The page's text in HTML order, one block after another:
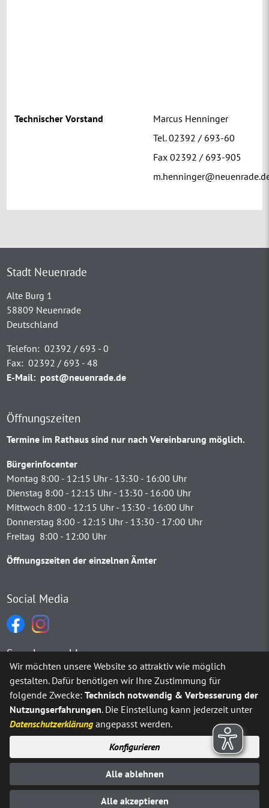
Technischer Vorstand
Marcus Henninger
Tel. 02392 / 693-60
Fax 02392 / 693-905
Stadt Neuenrade
Alte Burg 1
58809 Neuenrade
Deutschland
Telefon: 02392 / 693 - 0
Fax: 02392 / 693 - 48
E-Mail: post@neuenrade.de
Öffnungszeiten
Termine im Rathaus sind nur nach Vereinbarung möglich.
Bürgerinfocenter
Montag 8:00 - 12:15 Uhr - 13:30 - 16:00 Uhr
Dienstag 8:00 - 12:15 Uhr - 13:30 - 16:00 Uhr
Mittwoch 8:00 - 12:15 Uhr - 13:30 - 16:00 Uhr
Donnerstag 8:00 - 12:15 Uhr - 13:30 - 17:00 Uhr
Freitag 8:00 - 12:00 Uhr
Öffnungszeiten der einzelnen Ämter
Social Media
Sprachauswahl
Möchten Sie vonGoogle Translate bereitgestellte externe
Ja Immer
© Stadt Neuenrade 2025
Impressum
Datenschutz
Erklärung zur Barrierefreiheit Kontakt
Wir möchten unsere Website so attraktiv wie möglich
gestalten. Dafür benötigen wir Ihre Zustimmung für
folgende Zwecke:Technisch notwendig & Verbesserung der
Nutzungserfahrungen. Die Einstellung kann jederzeit unter
Datenschutzerklärung angepasst werden.
Konfigurieren
Alle ablehnen
Alle akzeptieren